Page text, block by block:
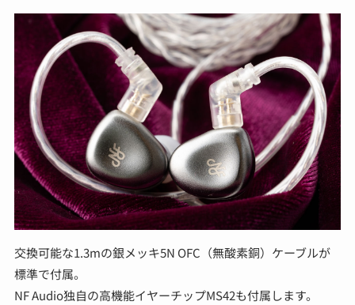
交換可能な1.3mの銀メッキ5N OFC（無酸素銅）ケーブルが
標準で付属。
NF Audio独自の高機能イヤーチップMS42も付属します。